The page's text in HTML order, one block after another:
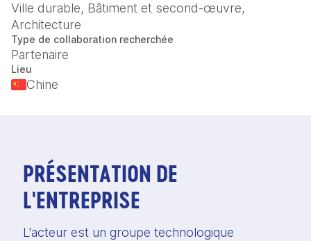
Ville durable, Bâtiment et second-œuvre,
Architecture
Type de collaboration recherchée
Partenaire
Lieu
Chine
PRÉSENTATION DE
L'ENTREPRISE
L'acteur est un groupe technologique